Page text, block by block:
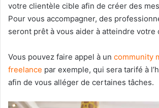
votre clientèle cible afin de créer des
Pour vous accompagner, des
seront prêt à vous aider à atteindre votre
Vous pouvez faire appel à un community
freelance par exemple, qui sera tarifé à
afin de vous alléger de certaines tâches.